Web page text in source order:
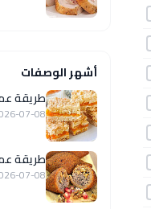
أشهر الوصفات
طريقة
07-08
طريقة
07-08